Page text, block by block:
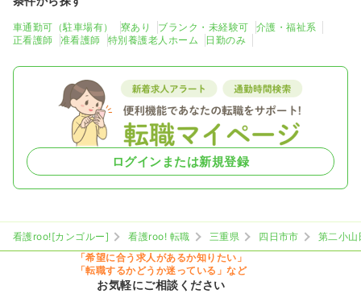
車通勤可（駐車場有） 寮あり ブランク・未経験可
介護・福祉系
正看護師
准看護師 特別養護老人ホーム 日勤のみ
ログインまたは新規登録
看護roo![カンゴルー] 看護roo! 転職 三重県 四日市市
第二小
「希望に合う求人があるか知りたい」
「転職するかどうか迷っている」など
お気軽にご相談ください